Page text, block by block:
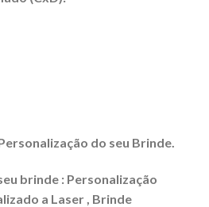
do seu Brinde.
brinde : Personalização
a Laser , Brinde